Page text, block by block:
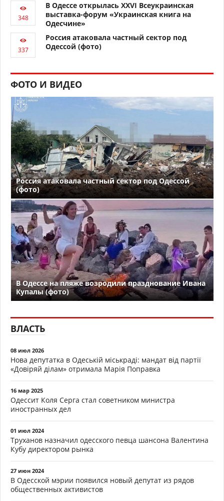
В Одессе открылась XXVI Всеукраинская
выставка-форум «Украинская книга на
Одесчине»
Россия атаковала частный сектор под
Одессой (фото)
ФОТО И ВИДЕО
Россия атаковала частный сектор под Одессой
(фото)
В Одессе на пляже возродили празднование Ивана
Купалы (фото)
ВЛАСТЬ
08 июл 2026
Нова депутатка в Одеській міськраді: мандат від партії
«Довіряй ділам» отримала Марія Поправка
16 мар 2025
Одессит Коля Серга стал советником министра
иностранных дел
01 июл 2024
Труханов назначил одесского певца шансона Валентина
Кубу директором рынка
27 июн 2024
В Одесской мэрии появился новый депутат из рядов
общественных активистов